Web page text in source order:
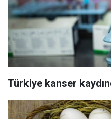
Türkiye kanser